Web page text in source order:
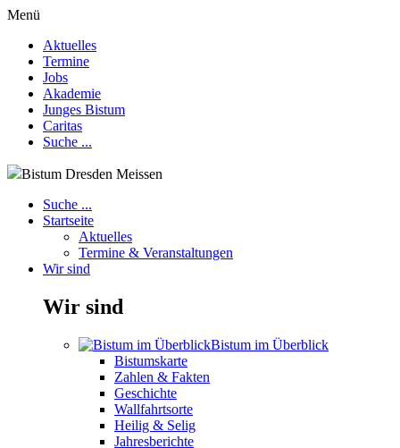
Menü
Aktuelles
Termine
Jobs
Akademie
Junges Bistum
Caritas
Suche ...
Bistum Dresden Meissen
Suche ...
Startseite
Aktuelles
Termine & Veranstaltungen
Wir sind
Wir sind
Bistum im Überblick
Bistumskarte
Zahlen & Fakten
Geschichte
Wallfahrtsorte
Heilig & Selig
Jahresberichte